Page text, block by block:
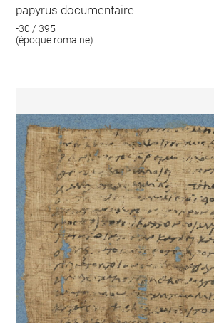
papyrus documentaire
-30 / 395
(époque romaine)